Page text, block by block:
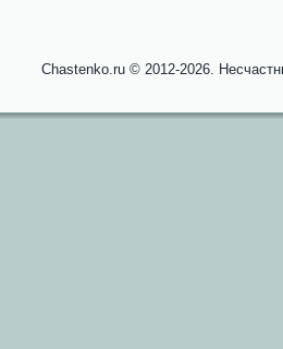
Chastenko.ru © 2012-2026.